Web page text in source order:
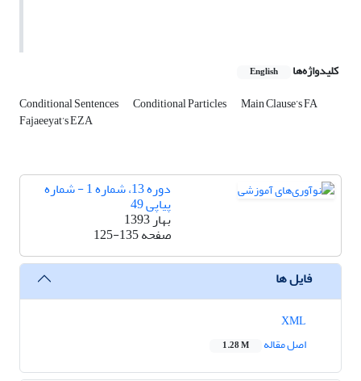
کلیدواژه‌ها English
Conditional Sentences Conditional Particles Main Clause’s FA
Fajaeeyat’s EZA
دوره 13، شماره 1 - شماره
پیاپی 49
بهار 1393
صفحه125-135
فایل ها
اصل مقاله
1.28 M